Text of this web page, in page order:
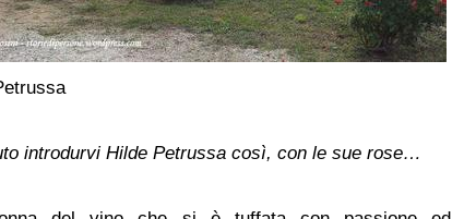
introdurvi Hilde Petrussa così, con le sue rose…